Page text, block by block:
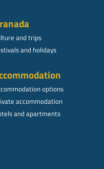
and trips
and holidays
options
accommodation
and apartments